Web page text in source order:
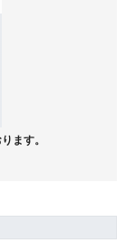
ます。